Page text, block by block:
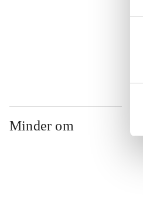
Minder om